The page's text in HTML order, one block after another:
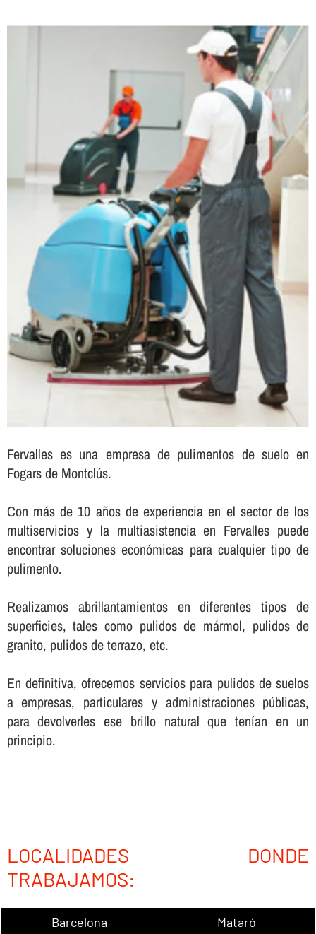
Fervalles es una empresa de pulimentos de suelo en
Fogars de Montclús.
Con más de 10 años de experiencia en el sector de los
multiservicios y la multiasistencia en Fervalles puede
encontrar soluciones económicas para cualquier tipo de
pulimento.
Realizamos abrillantamientos en diferentes tipos de
superficies, tales como pulidos de mármol, pulidos de
granito, pulidos de terrazo, etc.
En definitiva, ofrecemos servicios para pulidos de suelos
a empresas, particulares y administraciones públicas,
para devolverles ese brillo natural que tení­an en un
principio.
LOCALIDADES DONDE
TRABAJAMOS:
Barcelona
Mataró